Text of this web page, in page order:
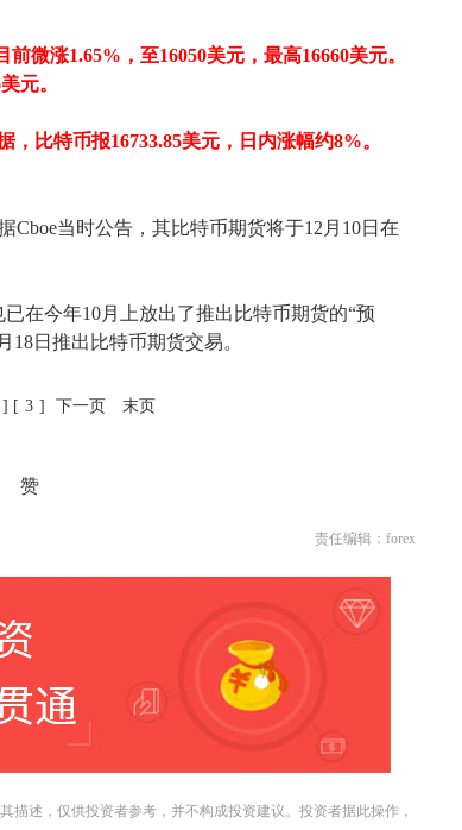
微涨1.65%，至16050美元，最高16660美元。
元。
特币报16733.85美元，日内涨幅约8%。
当时公告，其比特币期货将于12月10日在
今年10月上放出了推出比特币期货的“预
18日推出比特币期货交易。
] [ 3 ] 下一页 末页
赞
责任编辑：forex
描述，仅供投资者参考，并不构成投资建议。投资者据此操作，